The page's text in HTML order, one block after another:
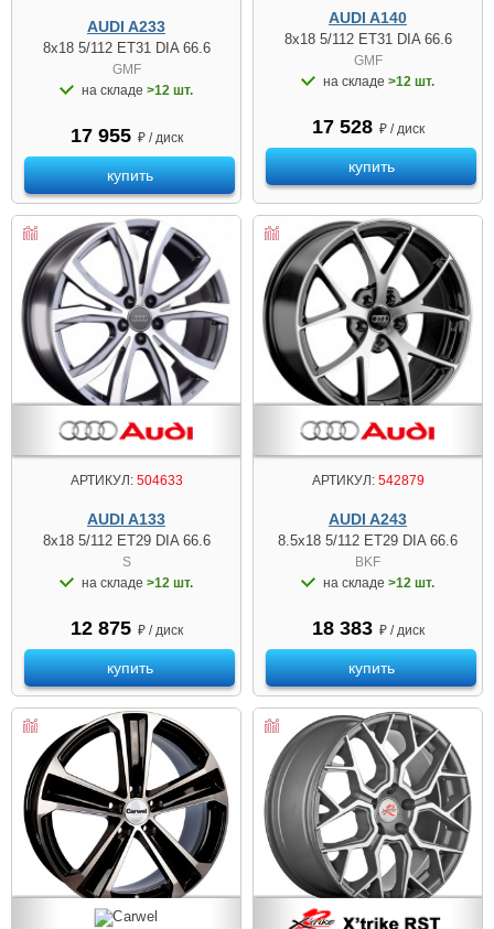
AUDI A233
8x18 5/112 ET31 DIA 66.6
GMF
на складе >12 шт.
17 955 ₽ / диск
купить
AUDI A140
8x18 5/112 ET31 DIA 66.6
GMF
на складе >12 шт.
17 528 ₽ / диск
купить
АРТИКУЛ:504633
AUDI A133
8x18 5/112 ET29 DIA 66.6
S
на складе >12 шт.
12 875 ₽ / диск
купить
АРТИКУЛ:542879
AUDI A243
8.5x18 5/112 ET29 DIA 66.6
BKF
на складе >12 шт.
18 383 ₽ / диск
купить